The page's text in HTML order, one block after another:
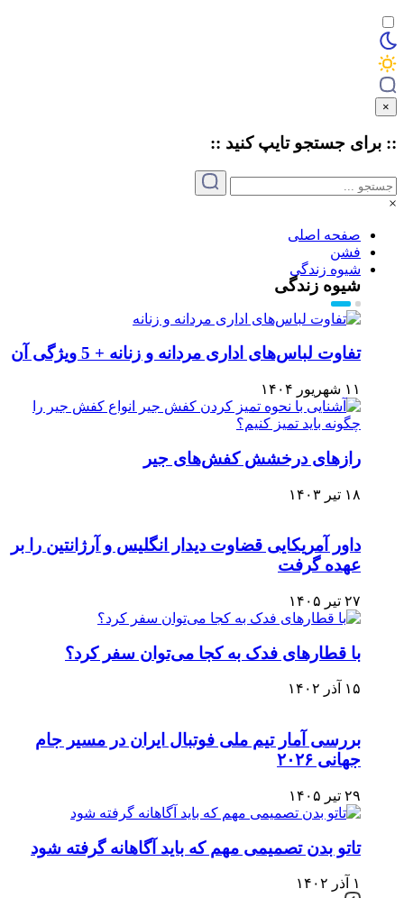
×
:: برای جستجو تایپکنید ::
×
صفحه اصلی
فشن
شیوه زندگی
شیوه زندگی
تفاوت لباس‌های اداری مردانه و زنانه + 5 ویژگی آن
۱۱ شهریور ۱۴۰۴
رازهای درخشش کفش‌های جیر
۱۸ تیر ۱۴۰۳
داور آمریکایی قضاوت دیدار انگلیس و آرژانتین را بر
عهده گرفت
۲۷ تیر ۱۴۰۵
با قطارهای فدک به کجا می‌توان سفر کرد؟
۱۵ آذر ۱۴۰۲
بررسی آمار تیم ملی فوتبال ایران در مسیر جام
جهانی ۲۰۲۶
۲۹ تیر ۱۴۰۵
تاتو بدن تصمیمی مهم که باید آگاهانه گرفته شود
۱ آذر ۱۴۰۲